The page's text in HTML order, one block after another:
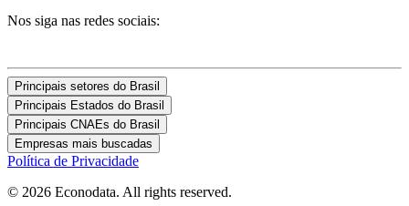
Nos siga nas redes sociais:
Principais setores do Brasil
Principais Estados do Brasil
Principais CNAEs do Brasil
Empresas mais buscadas
Política de Privacidade
© 2026 Econodata. All rights reserved.